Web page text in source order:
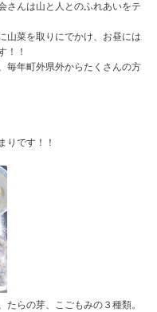
さんは山と人とのふれあいをテ
山菜を取りにでかけ、お昼には
！！
毎年町外県外からたくさんの方
りです！！
らの芽、こごもみの３種類。